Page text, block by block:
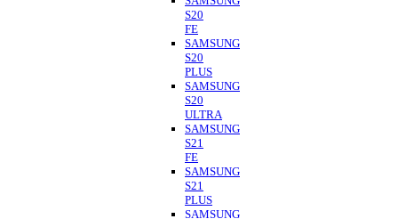
S20
FE
SAMSUNG
S20
PLUS
SAMSUNG
S20
ULTRA
SAMSUNG
S21
FE
SAMSUNG
S21
PLUS
SAMSUNG